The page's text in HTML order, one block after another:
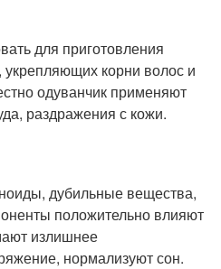
для приготовления
корни волос и
одуванчик применяют
раздражения с кожи.
дубильные вещества,
положительно влияют
излишнее
нормализуют сон.